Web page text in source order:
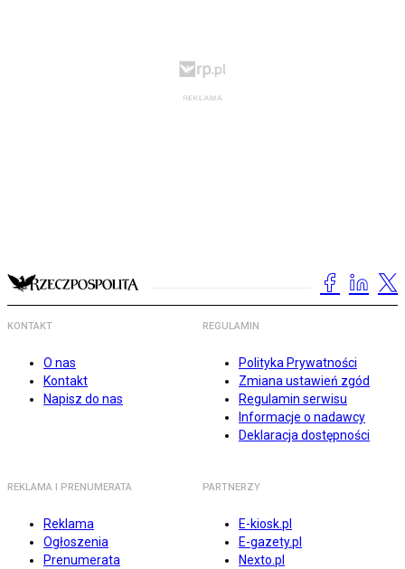
KONTAKT
O nas
Kontakt
Napisz do nas
REGULAMIN
Polityka Prywatności
Zmiana ustawień zgód
Regulamin serwisu
Informacje o nadawcy
Deklaracja dostępności
REKLAMA I PRENUMERATA
Reklama
Ogłoszenia
Prenumerata
PARTNERZY
E-kiosk.pl
E-gazety.pl
Nexto.pl